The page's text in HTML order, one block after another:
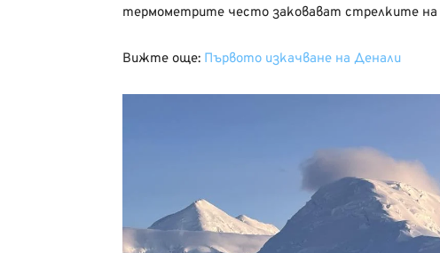
термометрите често заковават стрелките на
Вижте още: Първото изкачване на Денали